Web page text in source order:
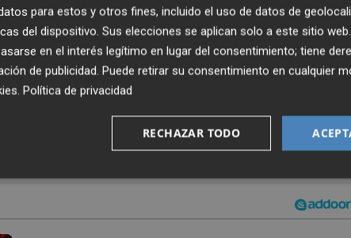
-muchas de ellas profesionales del sector de la
que aportaron los vinos para el maridaje de cada
BEGOÑA RODRIGO LA SALITA
VÍCTOR RODRIGO
para estos y otros fines, incluido el uso de datos de
del dispositivo. Sus elecciones se aplican solo a este sitio
en el interés legítimo en lugar del consentimiento; tiene
de publicidad. Puede retirar su consentimiento en cualquier
. Política de privacidad
RECHAZAR TODO